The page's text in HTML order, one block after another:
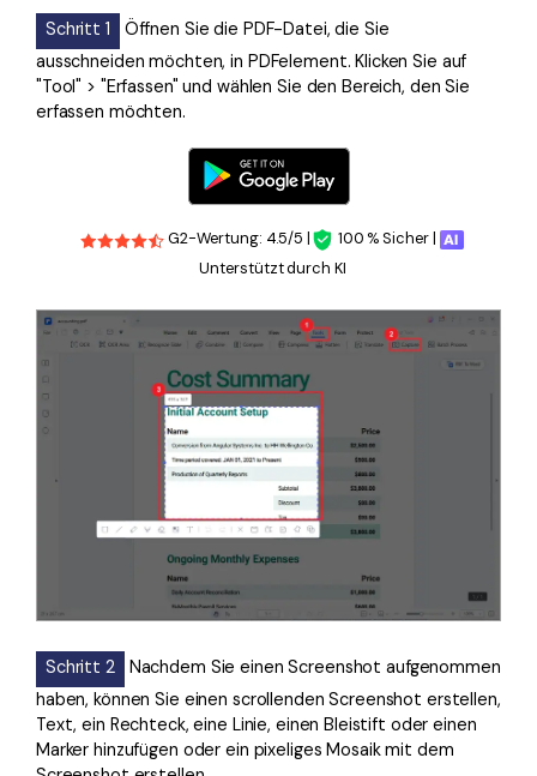
Schritt 1
Öffnen Sie die PDF-Datei, die Sie
ausschneiden möchten, in PDFelement. Klicken Sie auf
"Tool" > "Erfassen" und wählen Sie den Bereich, den Sie
erfassen möchten.
G2-Wertung: 4.5/5 |
100 % Sicher |
Unterstützt durch KI
Schritt 2
Nachdem Sie einen Screenshot aufgenommen
haben, können Sie einen scrollenden Screenshot erstellen,
Text, ein Rechteck, eine Linie, einen Bleistift oder einen
Marker hinzufügen oder ein pixeliges Mosaik mit dem